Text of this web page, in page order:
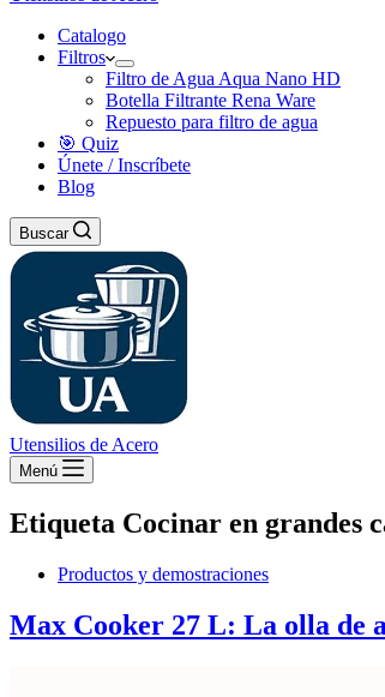
Catalogo
Filtros
Filtro de Agua Aqua Nano HD
Botella Filtrante Rena Ware
Repuesto para filtro de agua
🎯 Quiz
Únete / Inscríbete
Blog
Buscar
Utensilios de Acero
Menú
Etiqueta Cocinar en grandes
Productos y demostraciones
Max Cooker 27 L: La olla de